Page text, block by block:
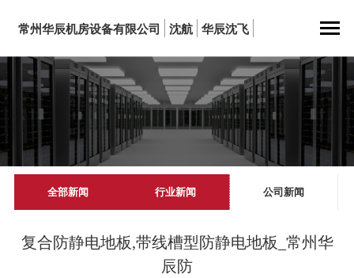
常州华辰机房设备有限公司 沈航 华辰沈飞
全部新闻 行业新闻 公司新闻
复合防静电地板,带线槽型防静电地板_常州华
辰防